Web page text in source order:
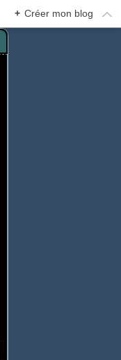
+ Créer mon blog